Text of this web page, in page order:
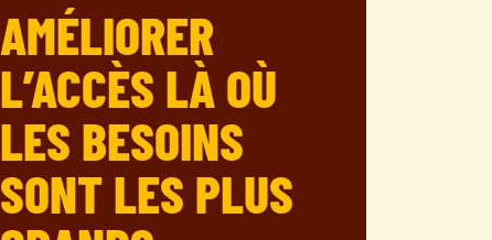
AMÉLIORER
L’ACCÈS LÀ OÙ
LES BESOINS
SONT LES PLUS